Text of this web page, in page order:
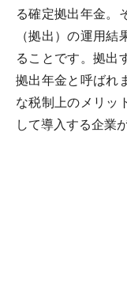
る確定拠出年金。
（拠出）の運用
ることです。拠出
拠出年金と呼ばれ
な税制上のメリッ
して導入する企業